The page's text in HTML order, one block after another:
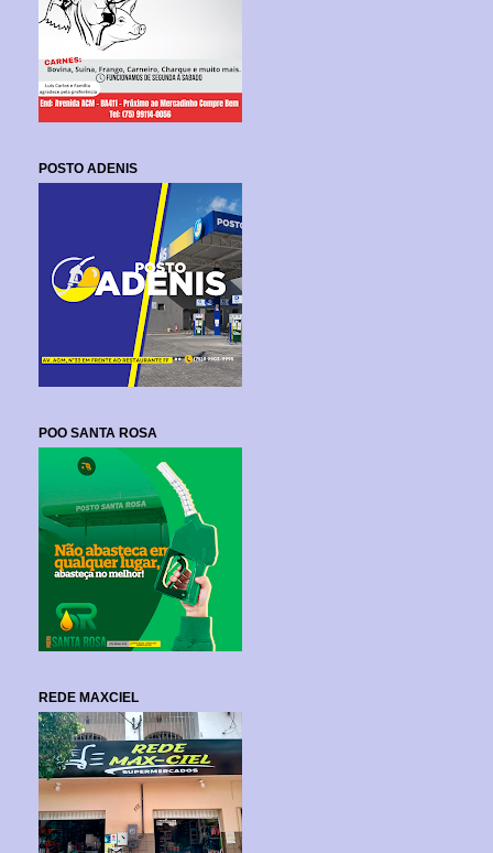
POSTO ADENIS
POO SANTA ROSA
REDE MAXCIEL